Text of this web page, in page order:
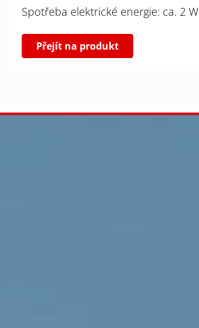
Spotřeba elektrické energie: ca. 2 W
Přejít na produkt